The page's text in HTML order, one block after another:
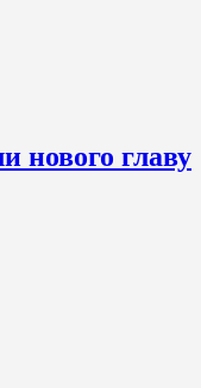
нового главу